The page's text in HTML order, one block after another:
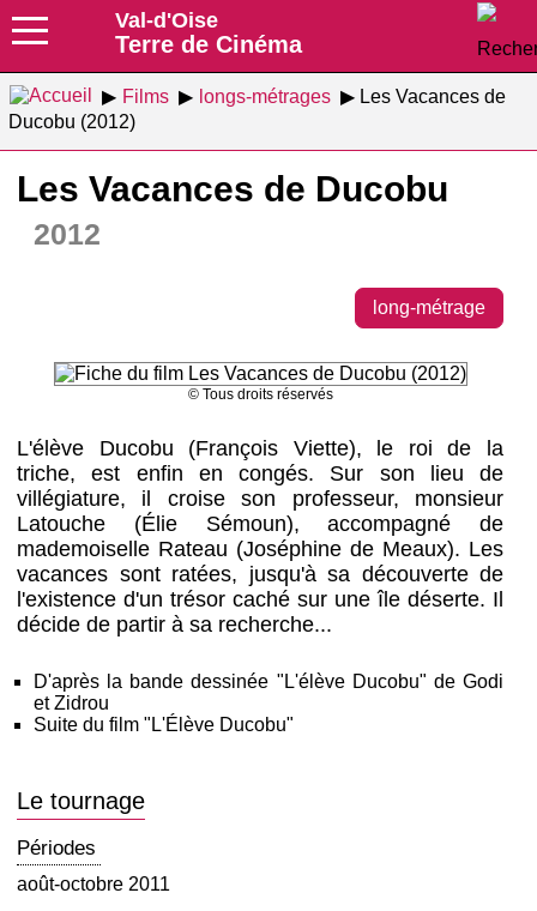
Val-d'Oise
Terre de Cinéma
Films longs-métrages
Les Vacances de
Ducobu (2012)
Les Vacances de Ducobu
2012
long-métrage
© Tous droits réservés
L'élève Ducobu (François Viette), le roi de la
triche, est enfin en congés. Sur son lieu de
villégiature, il croise son professeur, monsieur
Latouche (Élie Sémoun), accompagné de
mademoiselle Rateau (Joséphine de Meaux). Les
vacances sont ratées, jusqu'à sa découverte de
l'existence d'un trésor caché sur une île déserte. Il
décide de partir à sa recherche...
D'après la bande dessinée "L'élève Ducobu" de Godi
et Zidrou
Suite du film "L'Élève Ducobu"
Le tournage
Périodes
août-octobre 2011